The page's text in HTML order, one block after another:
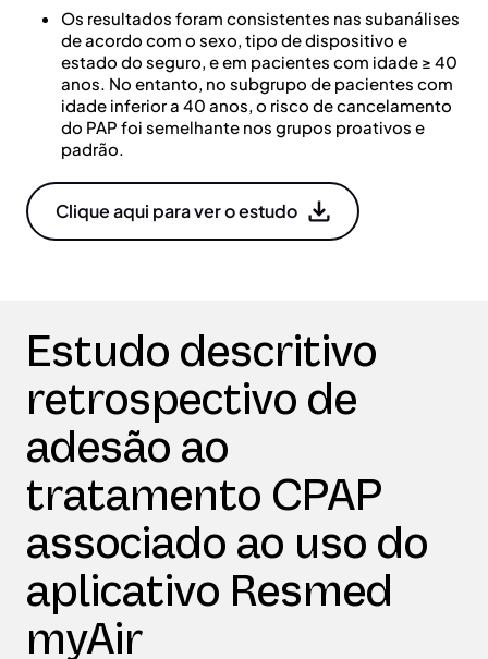
Os resultados foram consistentes nas subanálises
de acordo com o sexo, tipo de dispositivo e
estado do seguro, e em pacientes com idade ≥ 40
anos. No entanto, no subgrupo de pacientes com
idade inferior a 40 anos, o risco de cancelamento
do PAP foi semelhante nos grupos proativos e
padrão.
Clique aqui para ver o estudo
Estudo descritivo
retrospectivo de
adesão ao
tratamento CPAP
associado ao uso do
aplicativo Resmed
myAir